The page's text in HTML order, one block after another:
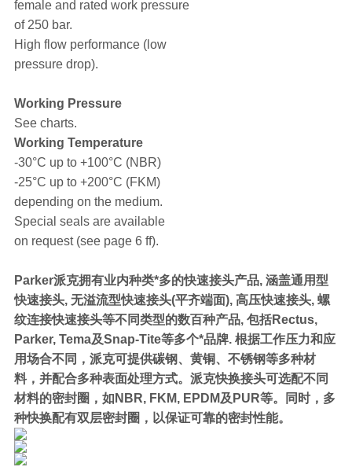
female and rated work pressure
of 250 bar.
High flow performance (low
pressure drop).
Working Pressure
See charts.
Working Temperature
-30°C up to +100°C (NBR)
-25°C up to +200°C (FKM)
depending on the medium.
Special seals are available
on request (see page 6 ff).
Parker派克拥有业内种类*多的快速接头产品, 涵盖通用型
快速接头, 无溢流型快速接头(平齐端面), 高压快速接头, 螺
纹连接快速接头等不同类型的数百种产品, 包括Rectus,
Parker, Tema及Snap-Tite等多个*品牌. 根据工作压力和应
用场合不同，派克可提供碳钢、黄铜、不锈钢等多种材
料，并配合多种表面处理方式。派克快换接头可选配不同
材料的密封圈，如NBR, FKM, EPDM及PUR等。同时，多
种快换配有双层密封圈，以保证可靠的密封性能。